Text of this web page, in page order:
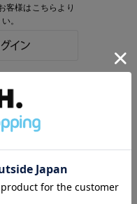
客様はこちらより
。
のアカウントを
ちらより
す。